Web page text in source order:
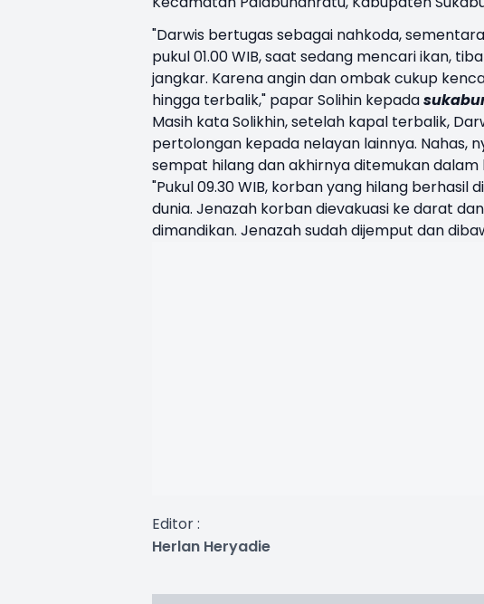
"Darwis bertugas sebagai nahkoda,
pukul 01.00 WIB, saat sedang mencari ikan,
jangkar. Karena angin dan ombak cukup
hingga terbalik," papar Solihin kepada
Masih kata Solikhin, setelah kapal terbalik,
pertolongan kepada nelayan lainnya. Nahas,
sempat hilang dan akhirnya ditemukan dalam
"Pukul 09.30 WIB, korban yang hilang
dunia. Jenazah korban dievakuasi ke darat
dimandikan. Jenazah sudah dijemput dan
Editor :
Herlan Heryadie